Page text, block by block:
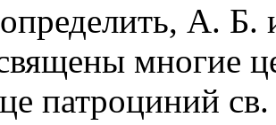
А. Б.
многие
патроциний